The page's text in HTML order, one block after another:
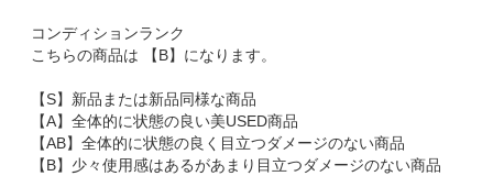
コンディションランク
こちらの商品は 【B】になります。
【S】新品または新品同様な商品
【A】全体的に状態の良い美USED商品
【AB】全体的に状態の良く目立つダメージのない商品
【B】少々使用感はあるがあまり目立つダメージのない商品